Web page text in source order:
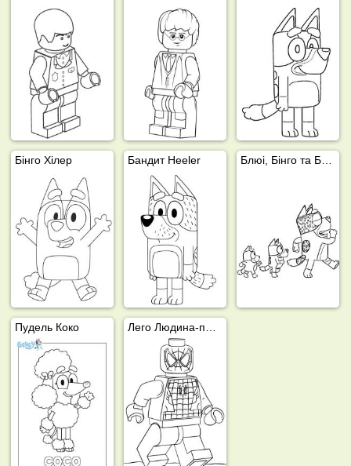
Бінго Хілер Бандит Heeler
Пудель Коко